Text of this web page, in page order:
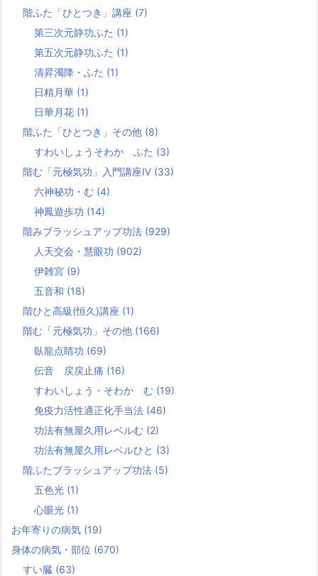
階ふた「ひとつき」講座 (7)
第三次元静功ふた (1)
第五次元静功ふた (1)
清昇濁降・ふた (1)
日精月華 (1)
日華月花 (1)
階ふた「ひとつき」その他 (8)
すわいしょうそわか ふた (3)
階む「元極気功」入門講座Ⅳ (33)
六神秘功・む (4)
神鳳遊歩功 (14)
階みブラッシュアップ功法 (929)
人天交会・慧眼功 (902)
伊雑宮 (9)
五音和 (18)
階ひと高級(恒久)講座 (1)
階む「元極気功」その他 (166)
臥龍点睛功 (69)
伝音 戻戻止痛 (16)
すわいしょう・そわか む (19)
免疫力活性適正化手当法 (46)
功法有無屋久用レベルむ (2)
功法有無屋久用レベルひと (3)
階ふたブラッシュアップ功法 (5)
五色光 (1)
心眼光 (1)
お年寄りの病気 (19)
身体の病気・部位 (670)
すい臓 (63)